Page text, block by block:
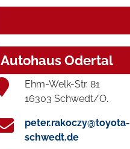
Autohaus Odertal
Ehm-Welk-Str. 81
16303 Schwedt/O.
peter.rakoczy@toyota-
schwedt.de